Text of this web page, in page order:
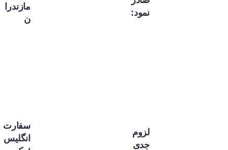
نمود:
مازندرا
ن
لزوم
جدی
سفارت
انگلیس